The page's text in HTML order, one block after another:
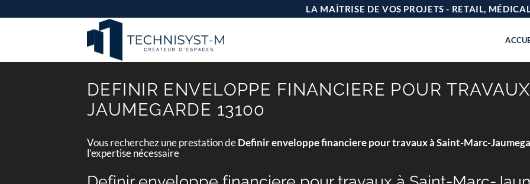
au
LA MAÎTRISE DE VOS PROJETS - RETAIL,
DEFINIR ENVELOPPE FINANCIERE POUR
JAUMEGARDE 13100
Vous recherchez une prestation deDefinir enveloppe financiere pour travaux à Saint-Marc-
l’expertise nécessaire